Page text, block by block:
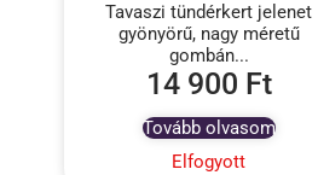
Elfogyott
14 900 Ft
Tavaszi tündérkert jelenet
gyönyörű, nagy méretű
gombán...
Tovább olvasom